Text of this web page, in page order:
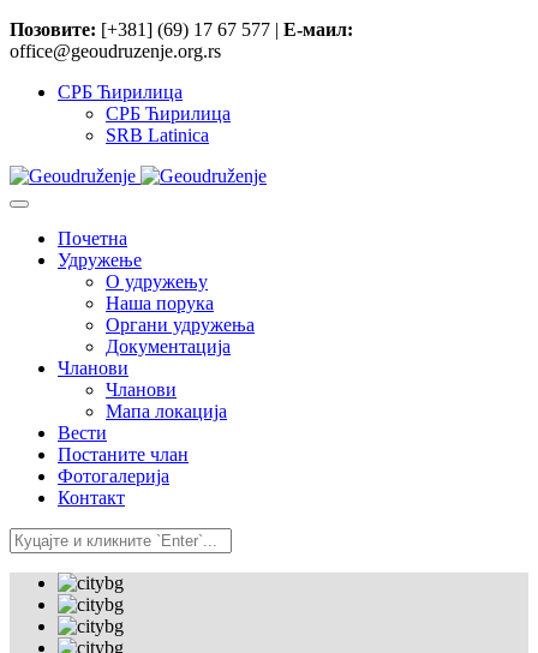
Позовите: [+381] (69) 17 67 577 | Е-маил:
office@geoudruzenje.org.rs
СРБ Ћирилица
СРБ Ћирилица
SRB Latinica
Почетна
Удружење
O удружењу
Наша порука
Органи удружења
Документација
Чланови
Чланови
Мапа локација
Вести
Постаните члан
Фотогалерија
Контакт